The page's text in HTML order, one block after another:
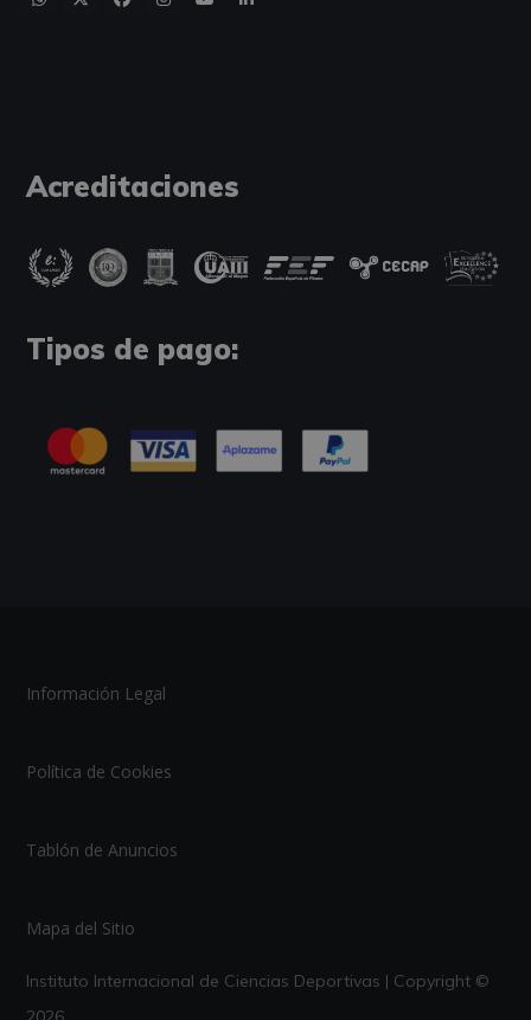
Acreditaciones
Tipos de pago:
Información Legal
Política de Cookies
Tablón de Anuncios
Mapa del Sitio
Instituto Internacional de Ciencias Deportivas | Copyright ©